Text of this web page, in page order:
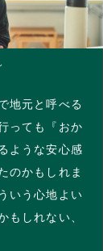
地元と呼べる
っても『おか
ような安心感
のかもしれま
いう心地よい
もしれない、